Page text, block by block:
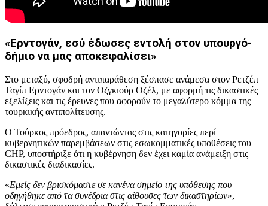
«Ερντογάν, εσύ έδωσες εντολή στον υπουργό-
δήμιο να μας αποκεφαλίσει»
Στο μεταξύ, σφοδρή αντιπαράθεση ξέσπασε ανάμεσα στον Ρετζέπ
Ταγίπ Ερντογάν και τον Οζγκιούρ Οζέλ, με αφορμή τις δικαστικές
εξελίξεις και τις έρευνες που αφορούν το μεγαλύτερο κόμμα της
τουρκικής αντιπολίτευσης.
Ο Τούρκος πρόεδρος, απαντώντας στις κατηγορίες περί
κυβερνητικών παρεμβάσεων στις εσωκομματικές υποθέσεις του
CHP, υποστήριξε ότι η κυβέρνηση δεν έχει καμία ανάμειξη στις
δικαστικές διαδικασίες.
«Εμείς δεν βρισκόμαστε σε κανένα σημείο της υπόθεσης που
οδηγήθηκε από τα συνέδρια στις αίθουσες των δικαστηρίων»,